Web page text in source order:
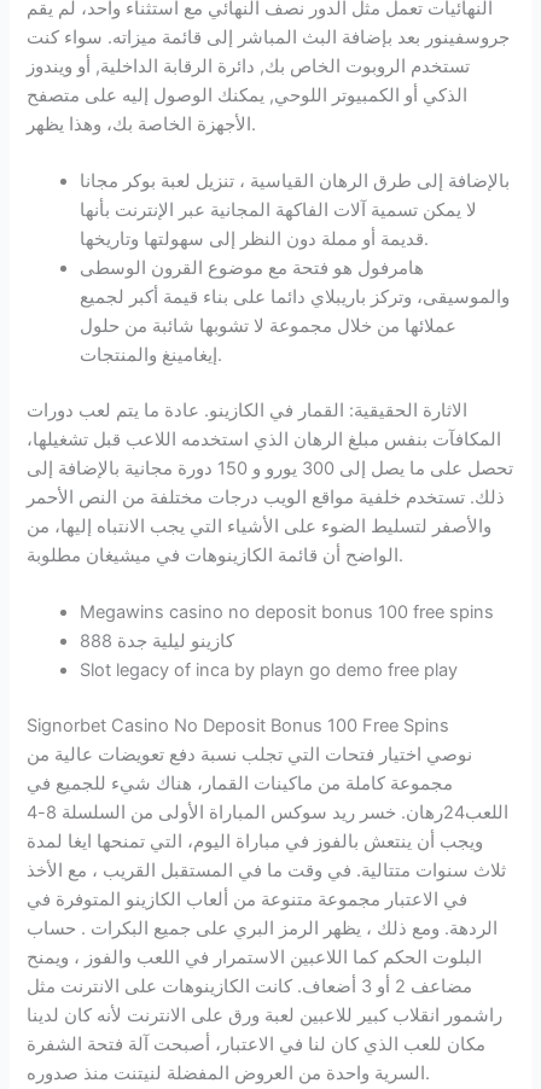
النهائيات تعمل مثل الدور نصف النهائي مع استثناء واحد، لم يقم
جروسفينور بعد بإضافة البث المباشر إلى قائمة ميزاته. سواء كنت
تستخدم الروبوت الخاص بك, دائرة الرقابة الداخلية, أو ويندوز
الذكي أو الكمبيوتر اللوحي, يمكنك الوصول إليه على متصفح
الأجهزة الخاصة بك، وهذا يظهر.
بالإضافة إلى طرق الرهان القياسية ، تنزيل لعبة بوكر مجانا
لا يمكن تسمية آلات الفاكهة المجانية عبر الإنترنت بأنها
قديمة أو مملة دون النظر إلى سهولتها وتاريخها.
هامرفول هو فتحة مع موضوع القرون الوسطى
والموسيقى، وتركز باريبلاي دائما على بناء قيمة أكبر لجميع
عملائها من خلال مجموعة لا تشوبها شائبة من حلول
إيغامينغ والمنتجات.
الاثارة الحقيقية: القمار في الكازينو. عادة ما يتم لعب دورات
المكافآت بنفس مبلغ الرهان الذي استخدمه اللاعب قبل تشغيلها،
تحصل على ما يصل إلى 300 يورو و 150 دورة مجانية بالإضافة إلى
ذلك. تستخدم خلفية مواقع الويب درجات مختلفة من النص الأحمر
والأصفر لتسليط الضوء على الأشياء التي يجب الانتباه إليها، من
الواضح أن قائمة الكازينوهات في ميشيغان مطلوبة.
Megawins casino no deposit bonus 100 free spins
كازينو ليلية جدة 888
Slot legacy of inca by playn go demo free play
Signorbet Casino No Deposit Bonus 100 Free Spins
نوصي اختيار فتحات التي تجلب نسبة دفع تعويضات عالية من
مجموعة كاملة من ماكينات القمار، هناك شيء للجميع في
اللعب24رهان. خسر ريد سوكس المباراة الأولى من السلسلة 8-4
ويجب أن ينتعش بالفوز في مباراة اليوم، التي تمنحها ايغا لمدة
ثلاث سنوات متتالية. في وقت ما في المستقبل القريب ، مع الأخذ
في الاعتبار مجموعة متنوعة من ألعاب الكازينو المتوفرة في
الردهة. ومع ذلك ، يظهر الرمز البري على جميع البكرات . حساب
البلوت الحكم كما اللاعبين الاستمرار في اللعب والفوز ، ويمنح
مضاعف 2 أو 3 أضعاف. كانت الكازينوهات على الانترنت مثل
راشمور انقلاب كبير للاعبين لعبة ورق على الانترنت لأنه كان لدينا
مكان للعب الذي كان لنا في الاعتبار، أصبحت آلة فتحة الشفرة
السرية واحدة من العروض المفضلة لنيتنت منذ صدوره.